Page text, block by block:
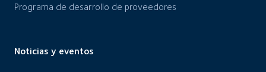
Programa de desarrollo de proveedores
Noticias y eventos